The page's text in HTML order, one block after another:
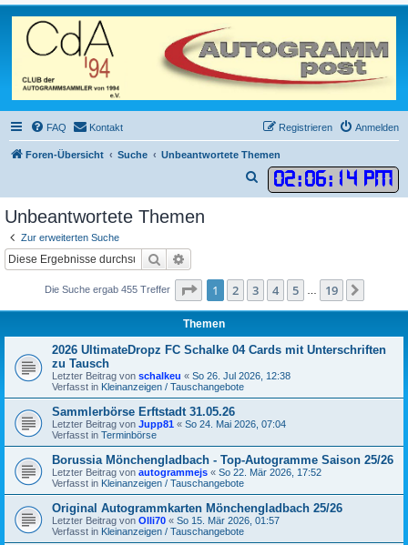
FAQ Kontakt Anmelden
Registrieren
Foren-Übersicht Suche Unbeantwortete Themen
02:06: 14 PM
u
Unbeantwortete Themen
Zur erweiterten Suche
Suche
Die Suche ergab 455 Treffer Seite 1von 19
1 2 3 4 5 19
Themen
2026 UltimateDropz FC Schalke 04 Cards mit Unterschriften
zu Tausch
Letzter Beitrag von schalkeu « So 26. Jul 2026, 12:38
Verfasst in Kleinanzeigen / Tauschangebote
Sammlerbörse Erftstadt 31.05.26
Letzter Beitrag von Jupp81 « So 24. Mai 2026, 07:04
Verfasst in Terminbörse
Borussia Mönchengladbach - Top-Autogramme Saison 25/26
Letzter Beitrag von autogrammejs « So 22. Mär 2026, 17:52
Verfasst in Kleinanzeigen / Tauschangebote
Original Autogrammkarten Mönchengladbach 25/26
Letzter Beitrag von Olli70 « So 15. Mär 2026, 01:57
Verfasst in Kleinanzeigen / Tauschangebote